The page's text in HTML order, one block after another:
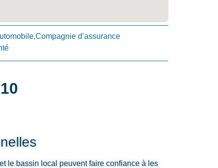
d’assurance
le bassin local peuvent faire confiance à les